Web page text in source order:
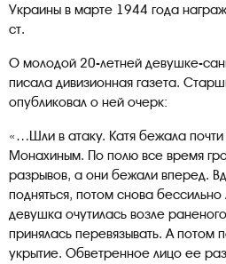
Украины в марте 1944 года
ст.
О молодой 20-летней девушке-
писала дивизионная газета.
опубликовал о ней очерк:
«…Шли в атаку. Катя бежала
Монахиным. По полю все время
разрывов, а они бежали вперед.
подняться, потом снова
девушка очутилась возле
принялась перевязывать. А потом
укрытие. Обветренное лицо ее